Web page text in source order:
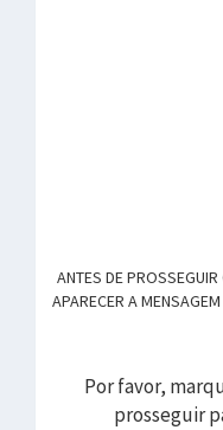
ANTES DE
APARECER A
Por favor,
prosseguir